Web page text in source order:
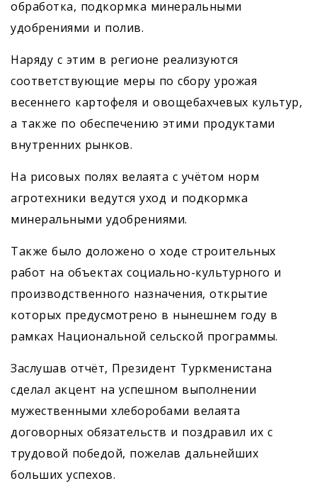
обработка, подкормка минеральными
удобрениями и полив.
Наряду с этим в регионе реализуются
соответствующие меры по сбору урожая
весеннего картофеля и овощебахчевых культур,
а также по обеспечению этими продуктами
внутренних рынков.
На рисовых полях велаята с учётом норм
агротехники ведутся уход и подкормка
минеральными удобрениями.
Также было доложено о ходе строительных
работ на объектах социально-культурного и
производственного назначения, открытие
которых предусмотрено в нынешнем году в
рамках Национальной сельской программы.
Заслушав отчёт, Президент Туркменистана
сделал акцент на успешном выполнении
мужественными хлеборобами велаята
договорных обязательств и поздравил их с
трудовой победой, пожелав дальнейших
больших успехов.